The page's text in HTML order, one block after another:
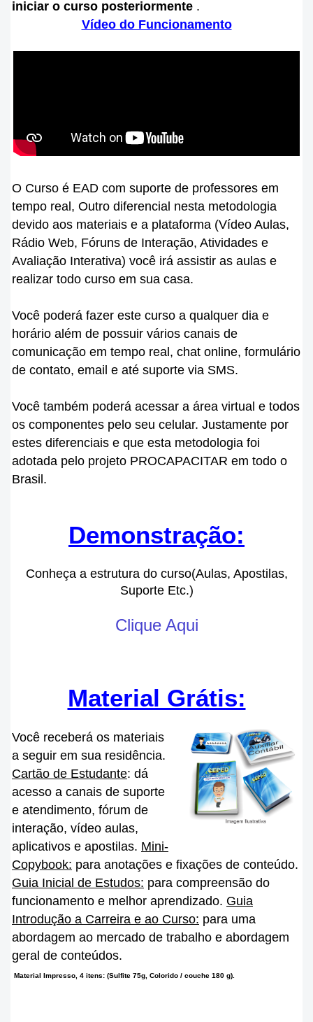
iniciar o curso posteriormente .
Vídeo do Funcionamento
O Curso é EAD com suporte de professores em
tempo real, Outro diferencial nesta metodologia
devido aos materiais e a plataforma (Vídeo Aulas,
Rádio Web, Fóruns de Interação, Atividades e
Avaliação Interativa) você irá assistir as aulas e
realizar todo curso em sua casa.
Você poderá fazer este curso a qualquer dia e
horário além de possuir vários canais de
comunicação em tempo real, chat online, formulário
de contato, email e até suporte via SMS.
Você também poderá acessar a área virtual e todos
os componentes pelo seu celular. Justamente por
estes diferenciais e que esta metodologia foi
adotada pelo projeto PROCAPACITAR em todo o
Brasil.
Demonstração:
Conheça a estrutura do curso(Aulas, Apostilas,
Suporte Etc.)
Clique Aqui
Material Grátis:
Você receberá os materiais
a seguir em sua residência.
Cartão de Estudante: dá
acesso a canais de suporte
e atendimento, fórum de
interação, vídeo aulas,
aplicativos e apostilas. Mini-
Copybook: para anotações e fixações de conteúdo.
Guia Inicial de Estudos: para compreensão do
funcionamento e melhor aprendizado. Guia
Introdução a Carreira e ao Curso: para uma
abordagem ao mercado de trabalho e abordagem
geral de conteúdos.
Material Impresso, 4 itens: (Sulfite 75g, Colorido / couche 180 g).